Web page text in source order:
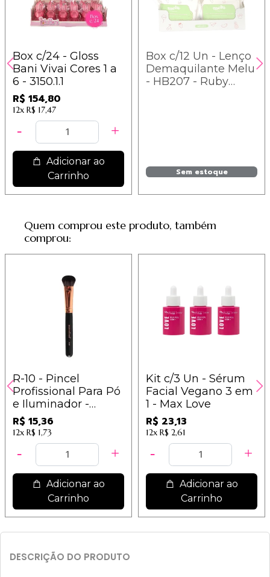
Box c/24 - Gloss
Bani Vivai Cores 1 a
6 - 3150.1.1
R$ 154,80
12x R$ 17,47
Adicionar ao
Carrinho
Box c/12 Un - Lenço
Demaquilante Melu
- HB207 - Ruby
Sem estoque
Quem comprou este produto, também
comprou:
R-10 - Pincel
Profissional Para Pó
e Iluminador -
Macrilan - Linha
Rosé
R$ 15,36
12x R$ 1,73
Adicionar ao
Carrinho
Kit c/3 Un - Sérum
Facial Vegano 3 em
1 - Max Love
R$ 23,13
12x R$ 2,61
Adicionar ao
Carrinho
DESCRIÇÃO DO PRODUTO